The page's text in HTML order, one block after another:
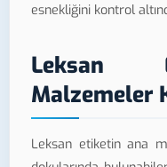
esnekliğini kontrol
Leksan
Malzemeler
Leksan etiketin ana